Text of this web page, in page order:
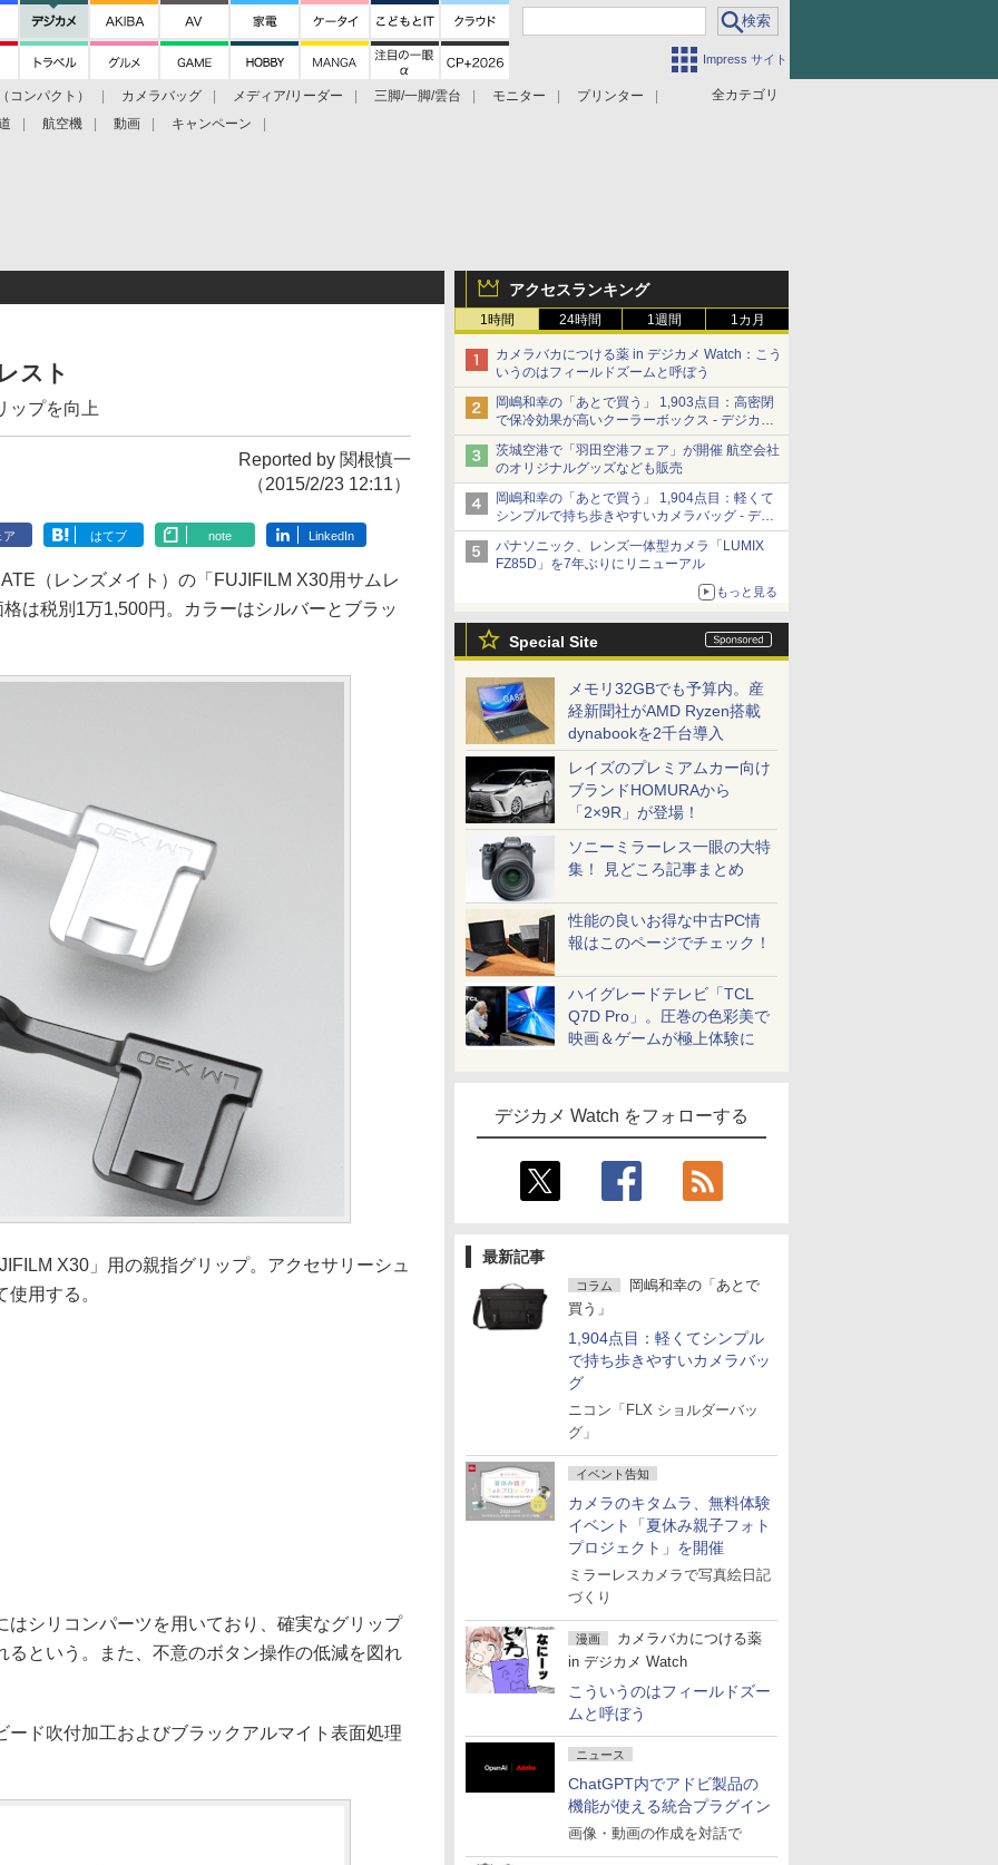
Impress サイト
全カテゴリ
コンパクト） カメラバッグ メディア/リーダー 三脚/一脚/雲台 モニター
プリンター
航空機 動画 キャンペーン
アクセスランキング
1時間 24時間 1週間 1カ月
カメラバカにつける薬 in デジカメ Watch：こう
いうのはフィールドズームと呼ぼう
岡嶋和幸の「あとで買う」 1,903点目：高密閉
で保冷効果が高いクーラーボックス - デジカメ
Watch
茨城空港で「羽田空港フェア」が開催 航空会社
のオリジナルグッズなども販売
岡嶋和幸の「あとで買う」 1,904点目：軽くて
シンプルで持ち歩きやすいカメラバッグ - デジ
カメ Watch
パナソニック、レンズ一体型カメラ「LUMIX
FZ85D」を7年ぶりにリニューアル
もっと見る
Special Site
メモリ32GBでも予算内。産
経新聞社がAMD Ryzen搭載
dynabookを2千台導入
レイズのプレミアムカー向け
ブランドHOMURAから
「2×9R」が登場！
ソニーミラーレス一眼の大特
集！ 見どころ記事まとめ
性能の良いお得な中古PC情
報はこのページでチェック！
ハイグレードテレビ「TCL
Q7D Pro」。圧巻の色彩美で
映画＆ゲームが極上体験に
デジカメ Watch をフォローする
最新記事
コラム
岡嶋和幸の「あとで
買う」
1,904点目：軽くてシンプル
で持ち歩きやすいカメラバッ
グ
ニコン「FLX ショルダーバッ
グ」
イベント告知
カメラのキタムラ、無料体験
イベント「夏休み親子フォト
プロジェクト」を開催
ミラーレスカメラで写真絵日記
づくり
漫画
カメラバカにつける薬
in デジカメ Watch
こういうのはフィールドズー
ムと呼ぼう
ニュース
ChatGPT内でアドビ製品の
機能が使える統合プラグイン
画像・動画の作成を対話で
スト
ップを向上
Reported by 関根慎一
（2015/2/23 12:11）
ア はてブ note LinkedIn
（レンズメイト）の「FUJIFILM X30用サムレ
は税別1万1,500円。カラーはシルバーとブラッ
X30」用の親指グリップ。アクセサリーシュ
用する。
はシリコンパーツを用いており、確実なグリップ
るという。また、不意のボタン操作の低減を図れ
ード吹付加工およびブラックアルマイト表面処理